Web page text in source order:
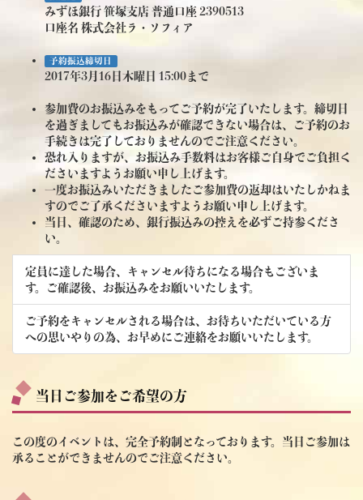
みずほ銀行 笹塚支店 普通口座 2390513
口座名 株式会社ラ・ソフィア
予約振込締切日
2017年3月16日木曜日 15:00まで
参加費のお振込みをもってご予約が完了いたします。締切日
を過ぎましてもお振込みが確認できない場合は、ご予約のお
手続きは完了しておりませんのでご注意ください。
恐れ入りますが、お振込み手数料はお客様ご自身でご負担く
ださいますようお願い申し上げます。
一度お振込みいただきましたご参加費の返却はいたしかねま
すのでご了承くださいますようお願い申し上げます。
当日、確認のため、銀行振込みの控えを必ずご持参くださ
い。
定員に達した場合、キャンセル待ちになる場合もございま
す。ご確認後、お振込みをお願いいたします。
ご予約をキャンセルされる場合は、お待ちいただいている方
への思いやりの為、お早めにご連絡をお願いいたします。
当日ご参加をご希望の方
この度のイベントは、完全予約制となっております。当日ご参加は
承ることができませんのでご注意ください。